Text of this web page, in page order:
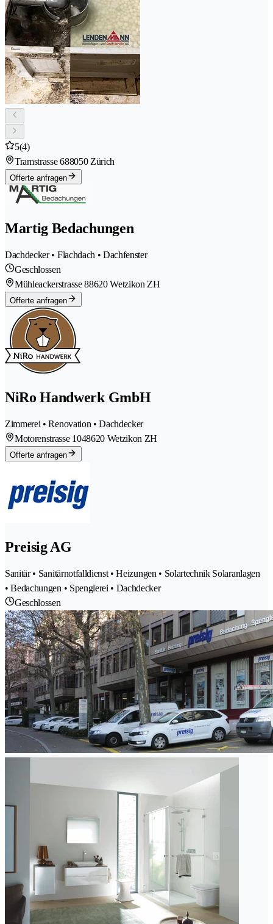
5(4)
Tramstrasse 688050 Zürich
Offerte anfragen
Martig Bedachungen
Dachdecker • Flachdach • Dachfenster
Geschlossen
Mühleackerstrasse 88620 Wetzikon ZH
Offerte anfragen
NiRo Handwerk GmbH
Zimmerei • Renovation • Dachdecker
Motorenstrasse 1048620 Wetzikon ZH
Offerte anfragen
Preisig AG
Sanitär • Sanitärnotfalldienst • Heizungen • Solartechnik Solaranlagen
• Bedachungen • Spenglerei • Dachdecker
Geschlossen